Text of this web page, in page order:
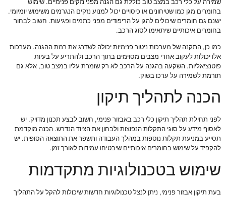
שמירה על כלי רכב במצב טוב כוללת גם הגנה מפני נזקים פנימיים. שימוש
בחומרים מגן כמו שטיחונים או כיסויים יכול למנוע נזקים הנגרמים משימוש יומיומי.
ישנם גם חומרים שיכולים להגן על הריפודים מפני כתמים ופגיעות. חשוב לבחור
בחומרים איכותיים שיתאימו לסוג הרכב.
כמו כן, התקנה של מערכות ניטור פנימיות יכולה לשדרג את רמת ההגנה. מערכות
אלו יכולות לעקוב אחרי מצבים מסוימים בתוך הרכב ולהתריע על בעיות
פוטנציאליות. השקעה בהגנה על הרכב לא רק שומרת עליו במצב טוב, אלא גם
תורמת לשמירה על ערכו בשוק.
הכנה לתהליך תיקון
לפני תחילת תהליך תיקון כלי רכב באבזור פנימי, חשוב לבצע תכנון מדויק. יש
לאסוף מידע על סוגי התקלות הנפוצות ולבחון את הציוד הנדרש. הכנה מוקדמת
תסייע במניעת תקלות נוספות במהלך העבודה ותשפר את התוצאה הסופית. יש
להקפיד על שימוש בחומרים איכותיים שיבטיחו עמידות לאורך זמן.
שימוש בטכנולוגיות מתקדמות
בעת תיקון אבזור פנימי, ניתן לנצל טכנולוגיות חדשות שיכולות להקל על התהליך